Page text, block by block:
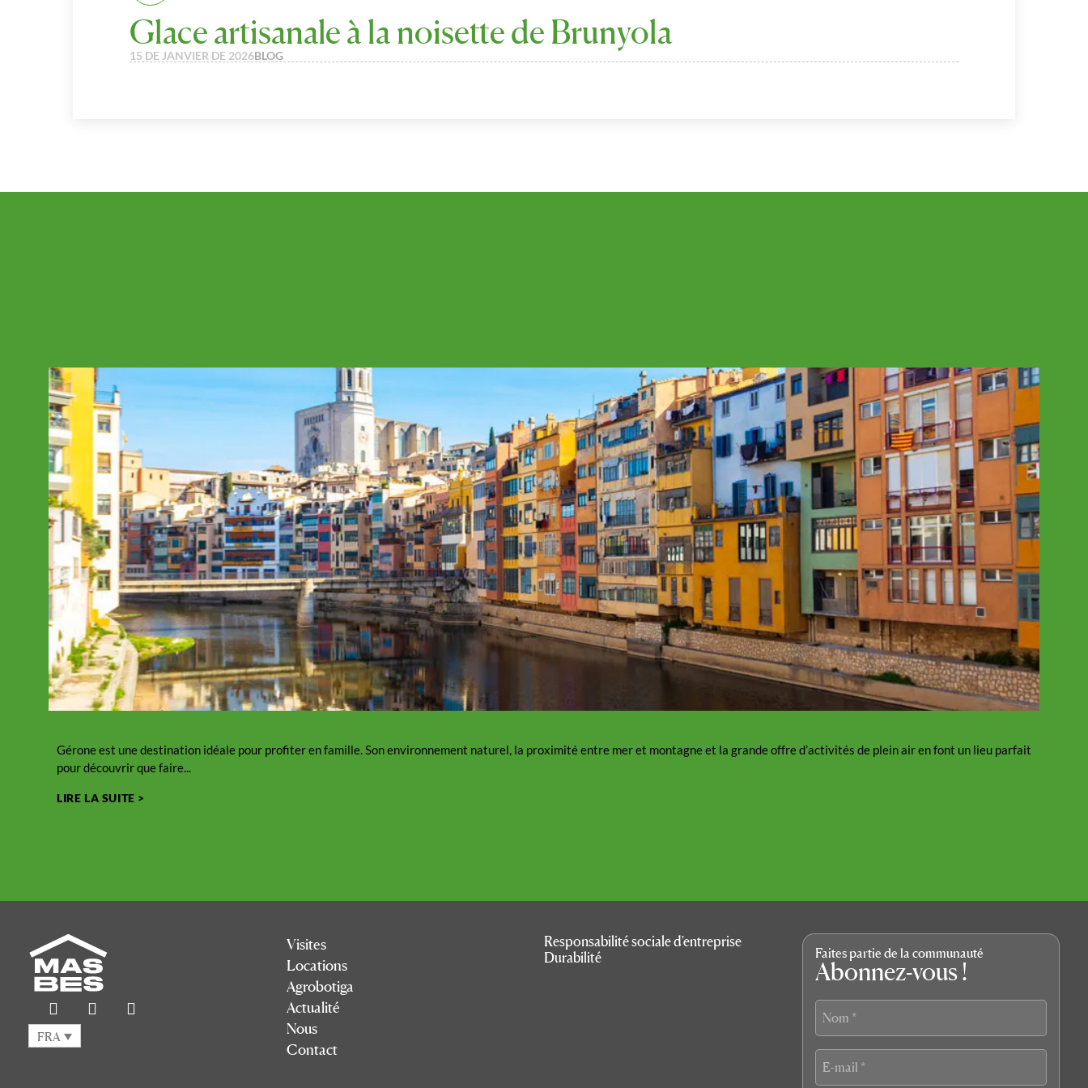
Glace artisanale à la noisette de Brunyola
15 DE JANVIER DE 2026BLOG
Gérone est une destination idéale pour profiter en famille. Son environnement naturel, la proximité entre mer et montagne et la grande offre d’activités de plein air en font un lieu parfait
pour découvrir que faire...
LIRE LA SUITE >
FRA
Visites
Locations
Agrobotiga
Actualité
Nous
Contact
Responsabilité sociale d'entreprise
Durabilité
Faites partie de la communauté
Abonnez-vous !
Nom
*
E-
mail